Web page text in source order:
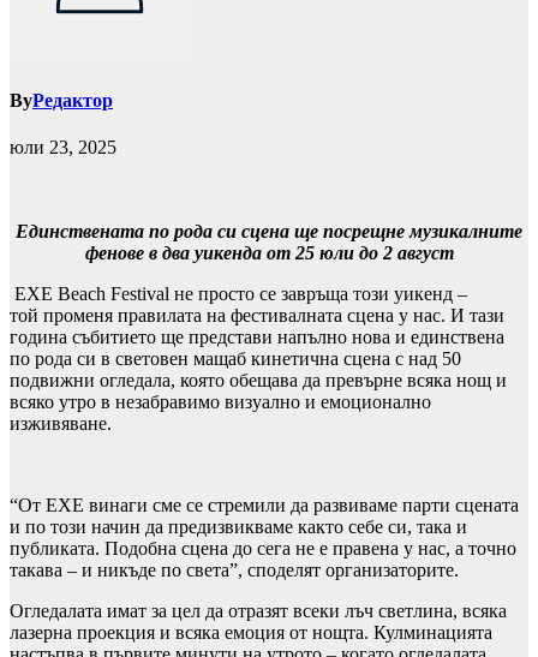
ByРедактор
юли 23, 2025
Единствената по рода си сцена ще посрещне музикалните
фенове в два уикенда от 25 юли до 2 август
EXE Beach Festival не просто се завръща този уикенд –
той променя правилата на фестивалната сцена у нас. И тази
година събитието ще представи напълно нова и единствена
по рода си в световен мащаб кинетична сцена с над 50
подвижни огледала, която обещава да превърне всяка нощ и
всяко утро в незабравимо визуално и емоционално
изживяване.
“От ЕХЕ винаги сме се стремили да развиваме парти сцената
и по този начин да предизвикваме както себе си, така и
публиката. Подобна сцена до сега не е правена у нас, а точно
такава – и никъде по света”, споделят организаторите.
Огледалата имат за цел да отразят всеки лъч светлина, всяка
лазерна проекция и всяка емоция от нощта. Кулминацията